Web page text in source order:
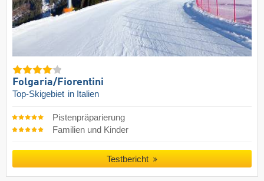
Folgaria/​Fiorentini
Top-Skigebiet in Italien
Pistenpräparierung
Familien und Kinder
Testbericht